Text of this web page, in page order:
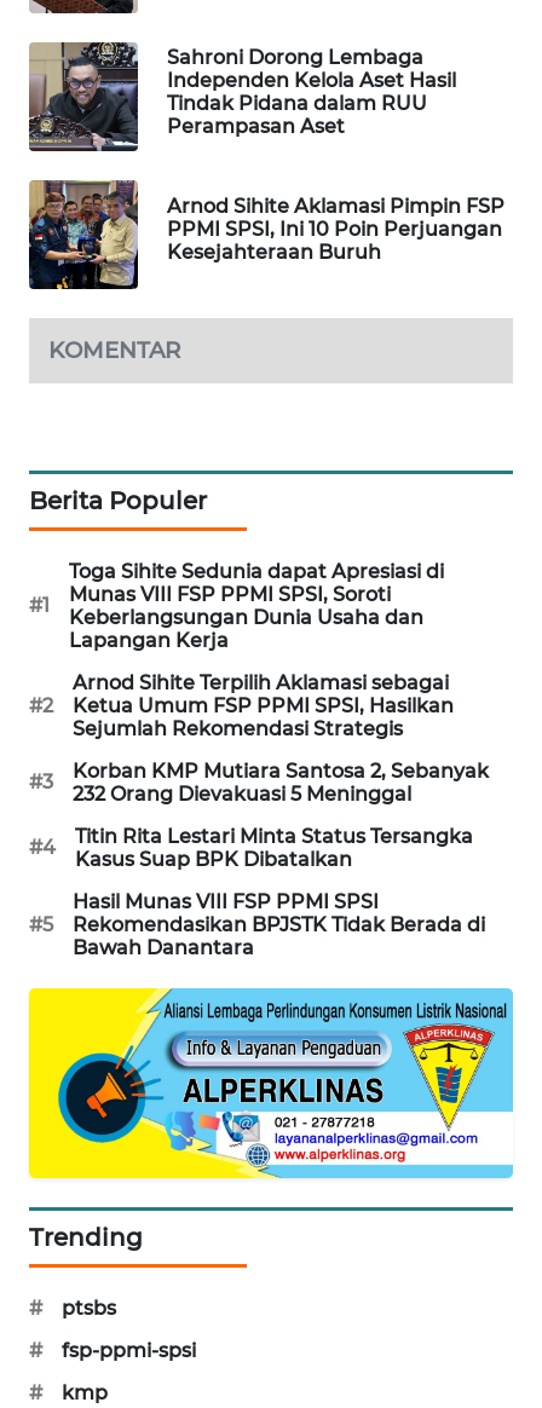
Sahroni Dorong Lembaga
Independen Kelola Aset Hasil
Tindak Pidana dalam RUU
Perampasan Aset
Arnod Sihite Aklamasi Pimpin FSP
PPMI SPSI, Ini 10 Poin Perjuangan
Kesejahteraan Buruh
KOMENTAR
Berita Populer
#1
Toga Sihite Sedunia dapat Apresiasi di
Munas VIII FSP PPMI SPSI, Soroti
Keberlangsungan Dunia Usaha dan
Lapangan Kerja
#2
Arnod Sihite Terpilih Aklamasi sebagai
Ketua Umum FSP PPMI SPSI, Hasilkan
Sejumlah Rekomendasi Strategis
#3
Korban KMP Mutiara Santosa 2, Sebanyak
232 Orang Dievakuasi 5 Meninggal
#4
Titin Rita Lestari Minta Status Tersangka
Kasus Suap BPK Dibatalkan
#5
Hasil Munas VIII FSP PPMI SPSI
Rekomendasikan BPJSTK Tidak Berada di
Bawah Danantara
Trending
#
ptsbs
#
fsp-ppmi-spsi
#
kmp
SELEB
WAHANA
PERSONA
OTOMOTIF
WAHANA
HEALTH
WAHANA
WAHANA
KONSUMEN
MASYARAKAT
ID
MAWAKA
ID
PLN
WATCH
MKLI
LPKKI
LKKI
KOPEKLIN